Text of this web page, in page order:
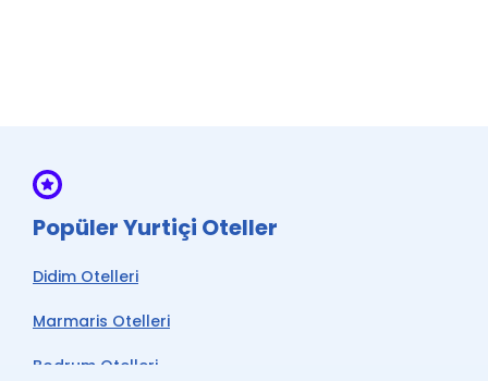
Ön Büro
Açık Otopark *
Şömine Yakımı *
Popüler Yurtiçi Oteller
Didim Otelleri
Marmaris Otelleri
Bodrum Otelleri